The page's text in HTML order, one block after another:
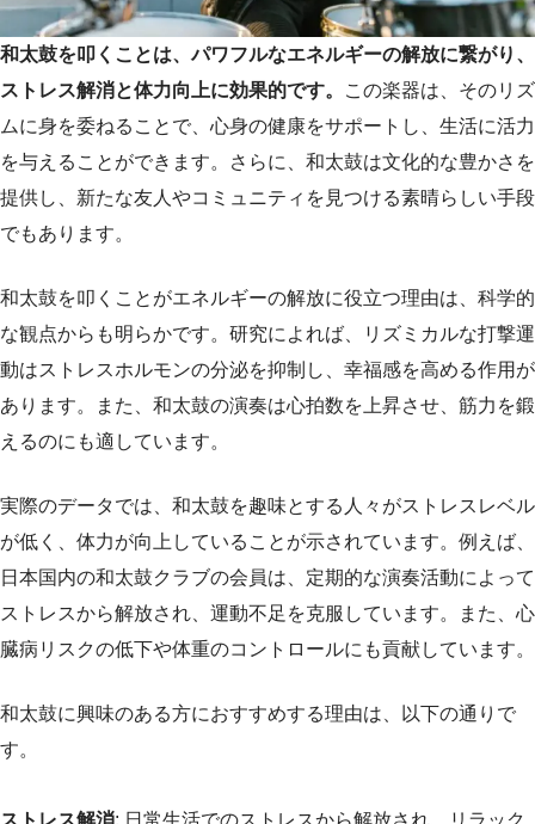
和太鼓を叩くことは、パワフルなエネルギーの解放に繋がり、
ストレス解消と体力向上に効果的です。
この楽器は、そのリズ
ムに身を委ねることで、心身の健康をサポートし、生活に活力
を与えることができます。さらに、和太鼓は文化的な豊かさを
提供し、新たな友人やコミュニティを見つける素晴らしい手段
でもあります。
和太鼓を叩くことがエネルギーの解放に役立つ理由は、科学的
な観点からも明らかです。研究によれば、リズミカルな打撃運
動はストレスホルモンの分泌を抑制し、幸福感を高める作用が
あります。また、和太鼓の演奏は心拍数を上昇させ、筋力を鍛
えるのにも適しています。
実際のデータでは、和太鼓を趣味とする人々がストレスレベル
が低く、体力が向上していることが示されています。例えば、
日本国内の和太鼓クラブの会員は、定期的な演奏活動によって
ストレスから解放され、運動不足を克服しています。また、心
臓病リスクの低下や体重のコントロールにも貢献しています。
和太鼓に興味のある方におすすめする理由は、以下の通りで
す。